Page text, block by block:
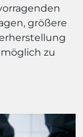
größere
zu